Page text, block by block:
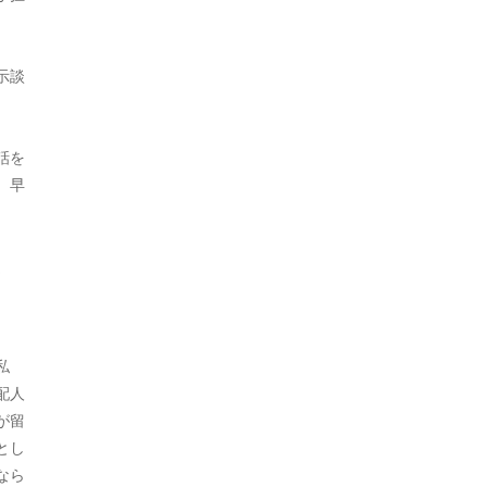
談
を
早
人
留
し
ら